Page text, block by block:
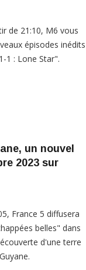
de 21:10, M6 vous
épisodes inédits
1 : Lone Star".
un nouvel
2023 sur
France 5 diffusera
belles" dans
d'une terre